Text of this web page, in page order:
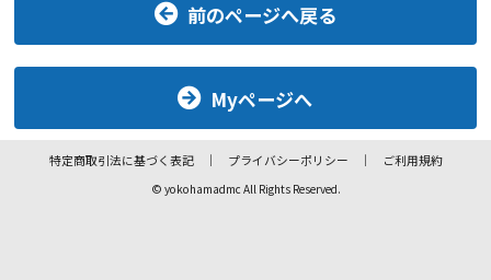
前のページへ戻る
Myページへ
特定商取引法に基づく表記 プライバシーポリシー ご利用規約
© yokohamadmc All Rights Reserved.